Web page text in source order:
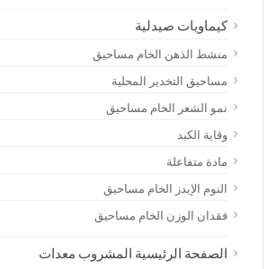
كيماويات صيدلية
منشط الذهن الخام مساحيق
مساحيق التخدير المحلية
نمو الشعر الخام مساحيق
وقاية الكبد
مادة متفاعلة
النوم الإيدز الخام مساحيق
فقدان الوزن الخام مساحيق
الصفحة الرئيسية المشروب معدات